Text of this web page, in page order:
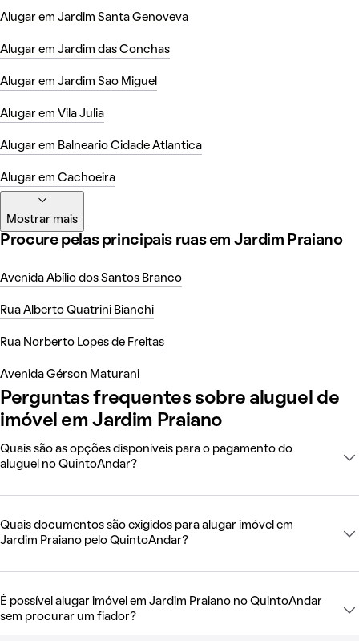
Alugar em Jardim Santa Genoveva
Alugar em Jardim das Conchas
Alugar em Jardim Sao Miguel
Alugar em Vila Julia
Alugar em Balneario Cidade Atlantica
Alugar em Cachoeira
Mostrar mais
Procure pelas principais ruas em Jardim Praiano
Avenida Abílio dos Santos Branco
Rua Alberto Quatrini Bianchi
Rua Norberto Lopes de Freitas
Avenida Gérson Maturani
Perguntas frequentes sobre aluguel de
imóvel em Jardim Praiano
Quais são as opções disponíveis para o pagamento do
aluguel no QuintoAndar?
Quais documentos são exigidos para alugar imóvel em
Jardim Praiano pelo QuintoAndar?
É possível alugar imóvel em Jardim Praiano no QuintoAndar
sem procurar um fiador?